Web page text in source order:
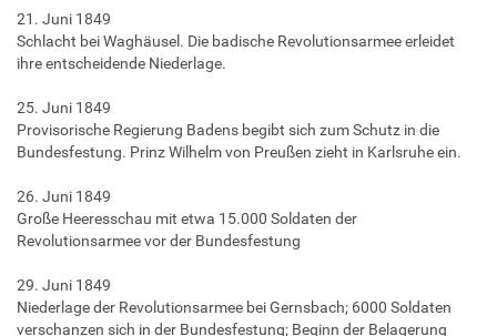
21. Juni 1849
Schlacht bei Waghäusel. Die badische Revolutionsarmee erleidet
ihre entscheidende Niederlage.
25. Juni 1849
Provisorische Regierung Badens begibt sich zum Schutz in die
Bundesfestung. Prinz Wilhelm von Preußen zieht in Karlsruhe ein.
26. Juni 1849
Große Heeresschau mit etwa 15.000 Soldaten der
Revolutionsarmee vor der Bundesfestung
29. Juni 1849
Niederlage der Revolutionsarmee bei Gernsbach; 6000 Soldaten
verschanzen sich in der Bundesfestung; Beginn der Belagerung